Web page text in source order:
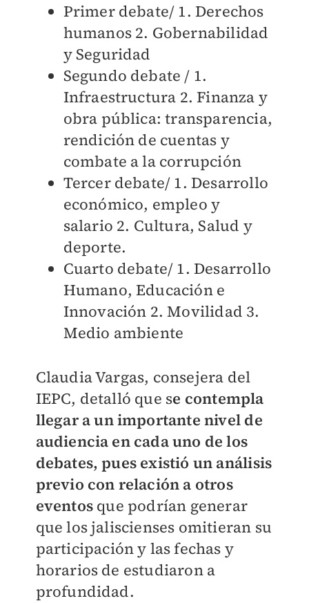
Primer debate/ 1. Derechos
humanos 2. Gobernabilidad
y Seguridad
Segundo debate / 1.
Infraestructura 2. Finanza y
obra pública: transparencia,
rendición de cuentas y
combate a la corrupción
Tercer debate/ 1. Desarrollo
económico, empleo y
salario 2. Cultura, Salud y
deporte.
Cuarto debate/ 1. Desarrollo
Humano, Educación e
Innovación 2. Movilidad 3.
Medio ambiente
Claudia Vargas, consejera del
IEPC, detalló que se contempla
llegar a un importante nivel de
audiencia en cada uno de los
debates, pues existió un análisis
previo con relación a otros
eventos que podrían generar
que los jaliscienses omitieran su
participación y las fechas y
horarios de estudiaron a
profundidad.